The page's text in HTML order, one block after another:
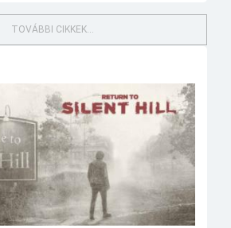
TOVÁBBI CIKKEK...